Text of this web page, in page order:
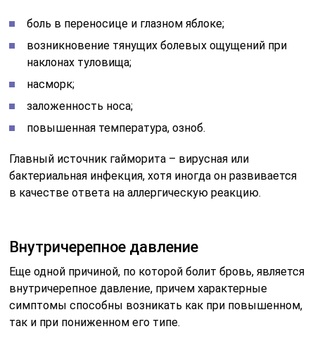
боль в переносице и глазном яблоке;
возникновение тянущих болевых ощущений при
наклонах туловища;
насморк;
заложенность носа;
повышенная температура, озноб.
Главный источник гайморита – вирусная или
бактериальная инфекция, хотя иногда он развивается
в качестве ответа на аллергическую реакцию.
Внутричерепное давление
Еще одной причиной, по которой болит бровь, является
внутричерепное давление, причем характерные
симптомы способны возникать как при повышенном,
так и при пониженном его типе.